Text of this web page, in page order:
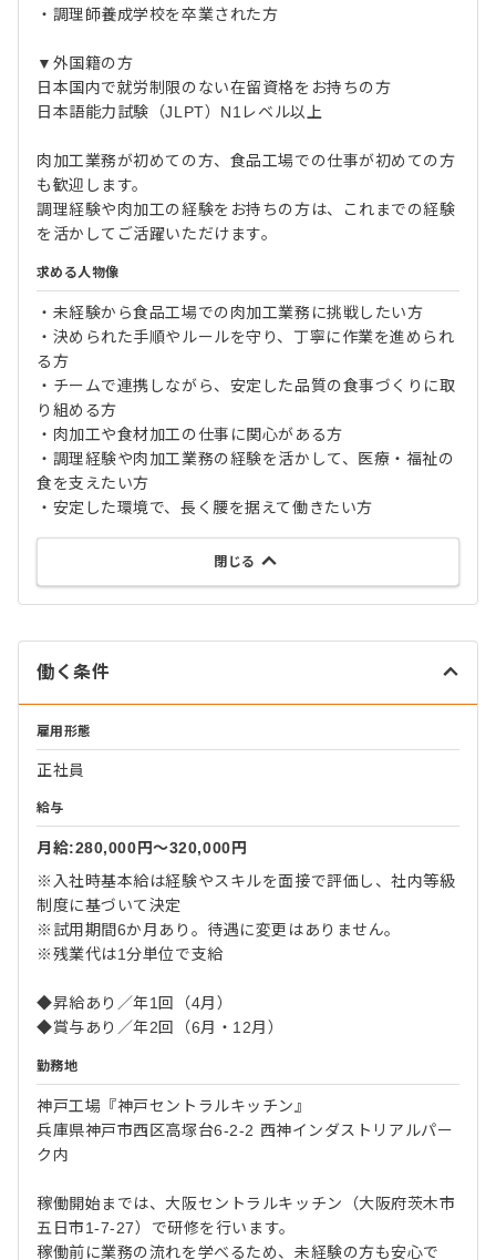
・調理師養成学校を卒業された方
▼外国籍の方
日本国内で就労制限のない在留資格をお持ちの方
日本語能力試験（JLPT）N1レベル以上
肉加工業務が初めての方、食品工場での仕事が初めての方
も歓迎します。
調理経験や肉加工の経験をお持ちの方は、これまでの経験
を活かしてご活躍いただけます。
求める人物像
・未経験から食品工場での肉加工業務に挑戦したい方
・決められた手順やルールを守り、丁寧に作業を進められ
る方
・チームで連携しながら、安定した品質の食事づくりに取
り組める方
・肉加工や食材加工の仕事に関心がある方
・調理経験や肉加工業務の経験を活かして、医療・福祉の
食を支えたい方
・安定した環境で、長く腰を据えて働きたい方
閉じる
働く条件
雇用形態
正社員
給与
月給:280,000円〜320,000円
※入社時基本給は経験やスキルを面接で評価し、社内等級
制度に基づいて決定
※試用期間6か月あり。待遇に変更はありません。
※残業代は1分単位で支給
◆昇給あり／年1回（4月）
◆賞与あり／年2回（6月・12月）
勤務地
神戸工場『神戸セントラルキッチン』
兵庫県神戸市西区高塚台6-2-2 西神インダストリアルパー
ク内
稼働開始までは、大阪セントラルキッチン（大阪府茨木市
五日市1-7-27）で研修を行います。
稼働前に業務の流れを学べるため、未経験の方も安心で